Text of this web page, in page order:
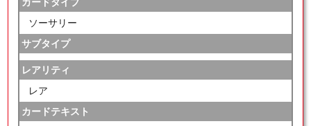
ソーサリー
サブタイプ
レアリティ
レア
カードテキスト